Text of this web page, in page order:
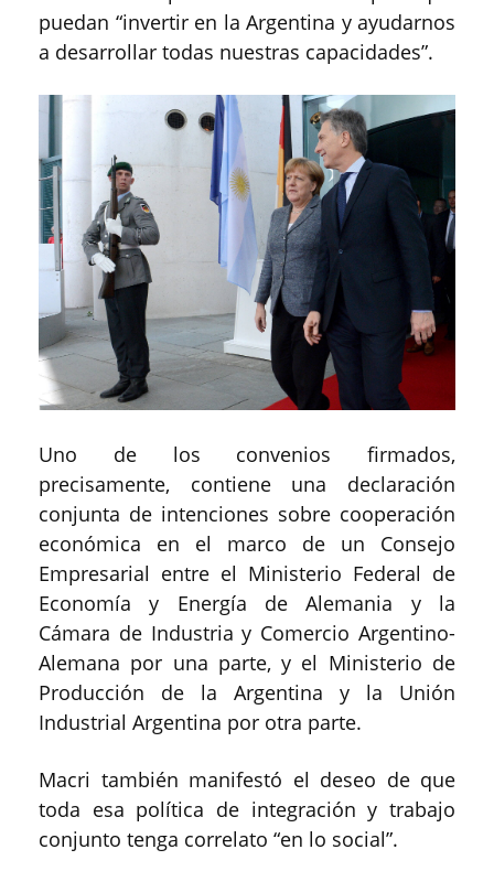
puedan “invertir en la Argentina y ayudarnos
a desarrollar todas nuestras capacidades”.
Uno de los convenios firmados,
precisamente, contiene una declaración
conjunta de intenciones sobre cooperación
económica en el marco de un Consejo
Empresarial entre el Ministerio Federal de
Economía y Energía de Alemania y la
Cámara de Industria y Comercio Argentino-
Alemana por una parte, y el Ministerio de
Producción de la Argentina y la Unión
Industrial Argentina por otra parte.
Macri también manifestó el deseo de que
toda esa política de integración y trabajo
conjunto tenga correlato “en lo social”.